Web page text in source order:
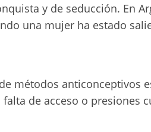
y de seducción. En
una mujer ha estado
métodos anticonceptivos
de acceso o presiones